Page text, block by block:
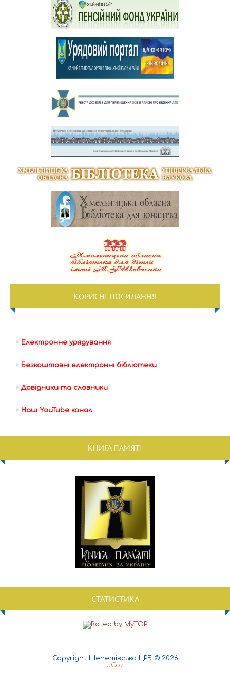
КОРИСНІ ПОСИЛАННЯ
Електронне урядування
Безкоштовні електронні бібліотеки
Довідники та словники
Наш YouTube канал
КНИГА ПАМЯТІ
СТАТИСТИКА
Copyright Шепетівська ЦРБ © 2026
uCoz